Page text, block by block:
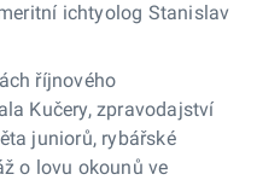
ichtyolog Stanislav
říjnového
Kučery, zpravodajství
juniorů, rybářské
o lovu okounů ve